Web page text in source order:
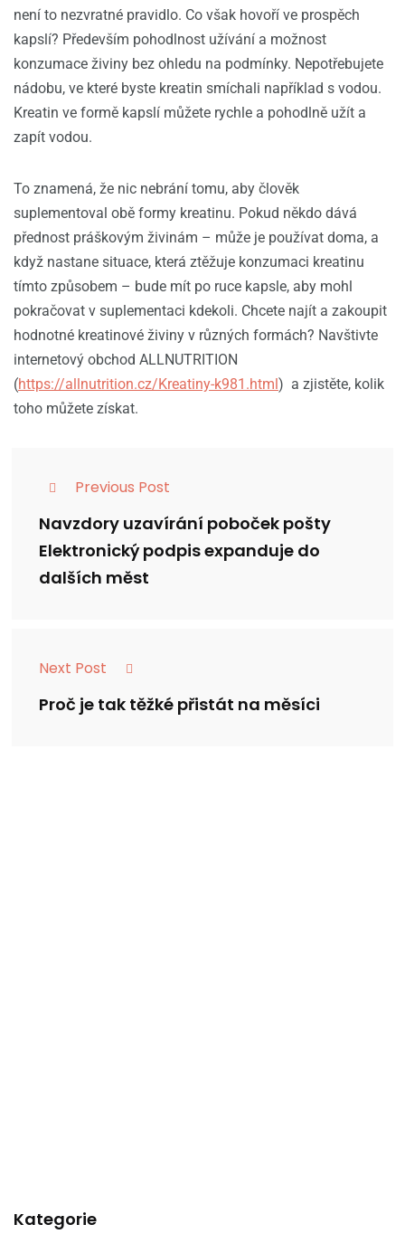
není to nezvratné pravidlo. Co však hovoří ve prospěch
kapslí? Především pohodlnost užívání a možnost
konzumace živiny bez ohledu na podmínky. Nepotřebujete
nádobu, ve které byste kreatin smíchali například s vodou.
Kreatin ve formě kapslí můžete rychle a pohodlně užít a
zapít vodou.
To znamená, že nic nebrání tomu, aby člověk
suplementoval obě formy kreatinu. Pokud někdo dává
přednost práškovým živinám – může je používat doma, a
když nastane situace, která ztěžuje konzumaci kreatinu
tímto způsobem – bude mít po ruce kapsle, aby mohl
pokračovat v suplementaci kdekoli. Chcete najít a zakoupit
hodnotné kreatinové živiny v různých formách? Navštivte
internetový obchod ALLNUTRITION
(https://allnutrition.cz/Kreatiny-k981.html) a zjistěte, kolik
toho můžete získat.
Previous Post
Navzdory uzavírání poboček pošty
Elektronický podpis expanduje do
dalších měst
Next Post
Proč je tak těžké přistát na měsíci
Kategorie